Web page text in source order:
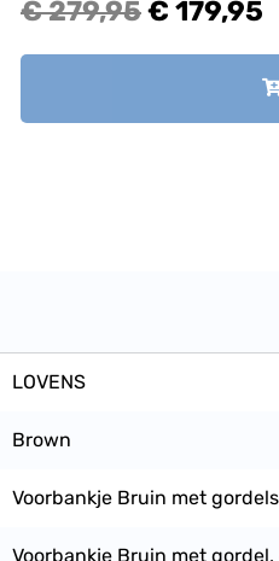
€ 279,95€ 179,95
LOVENS
Brown
Voorbankje Bruin met
Voorbankje Bruin met